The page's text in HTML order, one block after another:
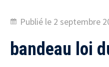
Publié le 2 septembre
bandeau loi